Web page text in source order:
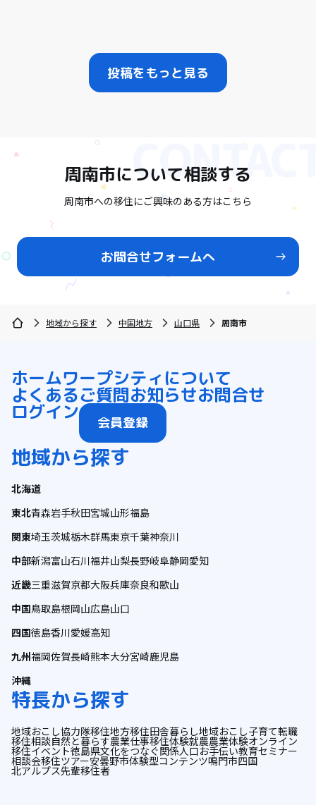
投稿をもっと見る
周南市について相談する
周南市への移住にご興味のある方はこちら
お問合せフォームへ
地域から探す 中国地方 山口県 周南市
ホームワープシティについて
よくあるご質問お知らせお問合せ
ログイン 会員登録
地域から探す
北海道
東北青森岩手秋田宮城山形福島
関東埼玉茨城栃木群馬東京千葉神奈川
中部新潟富山石川福井山梨長野岐阜静岡愛知
近畿三重滋賀京都大阪兵庫奈良和歌山
中国鳥取島根岡山広島山口
四国徳島香川愛媛高知
九州福岡佐賀長崎熊本大分宮崎鹿児島
沖縄
特長から探す
地域おこし協力隊移住地方移住田舎暮らし地域おこし子育て転職
移住相談自然と暮らす農業仕事移住体験就農農業体験オンライン
移住イベント徳島県文化をつなぐ関係人口お手伝い教育セミナー
相談会移住ツアー安曇野市体験型コンテンツ鳴門市四国
北アルプス先輩移住者